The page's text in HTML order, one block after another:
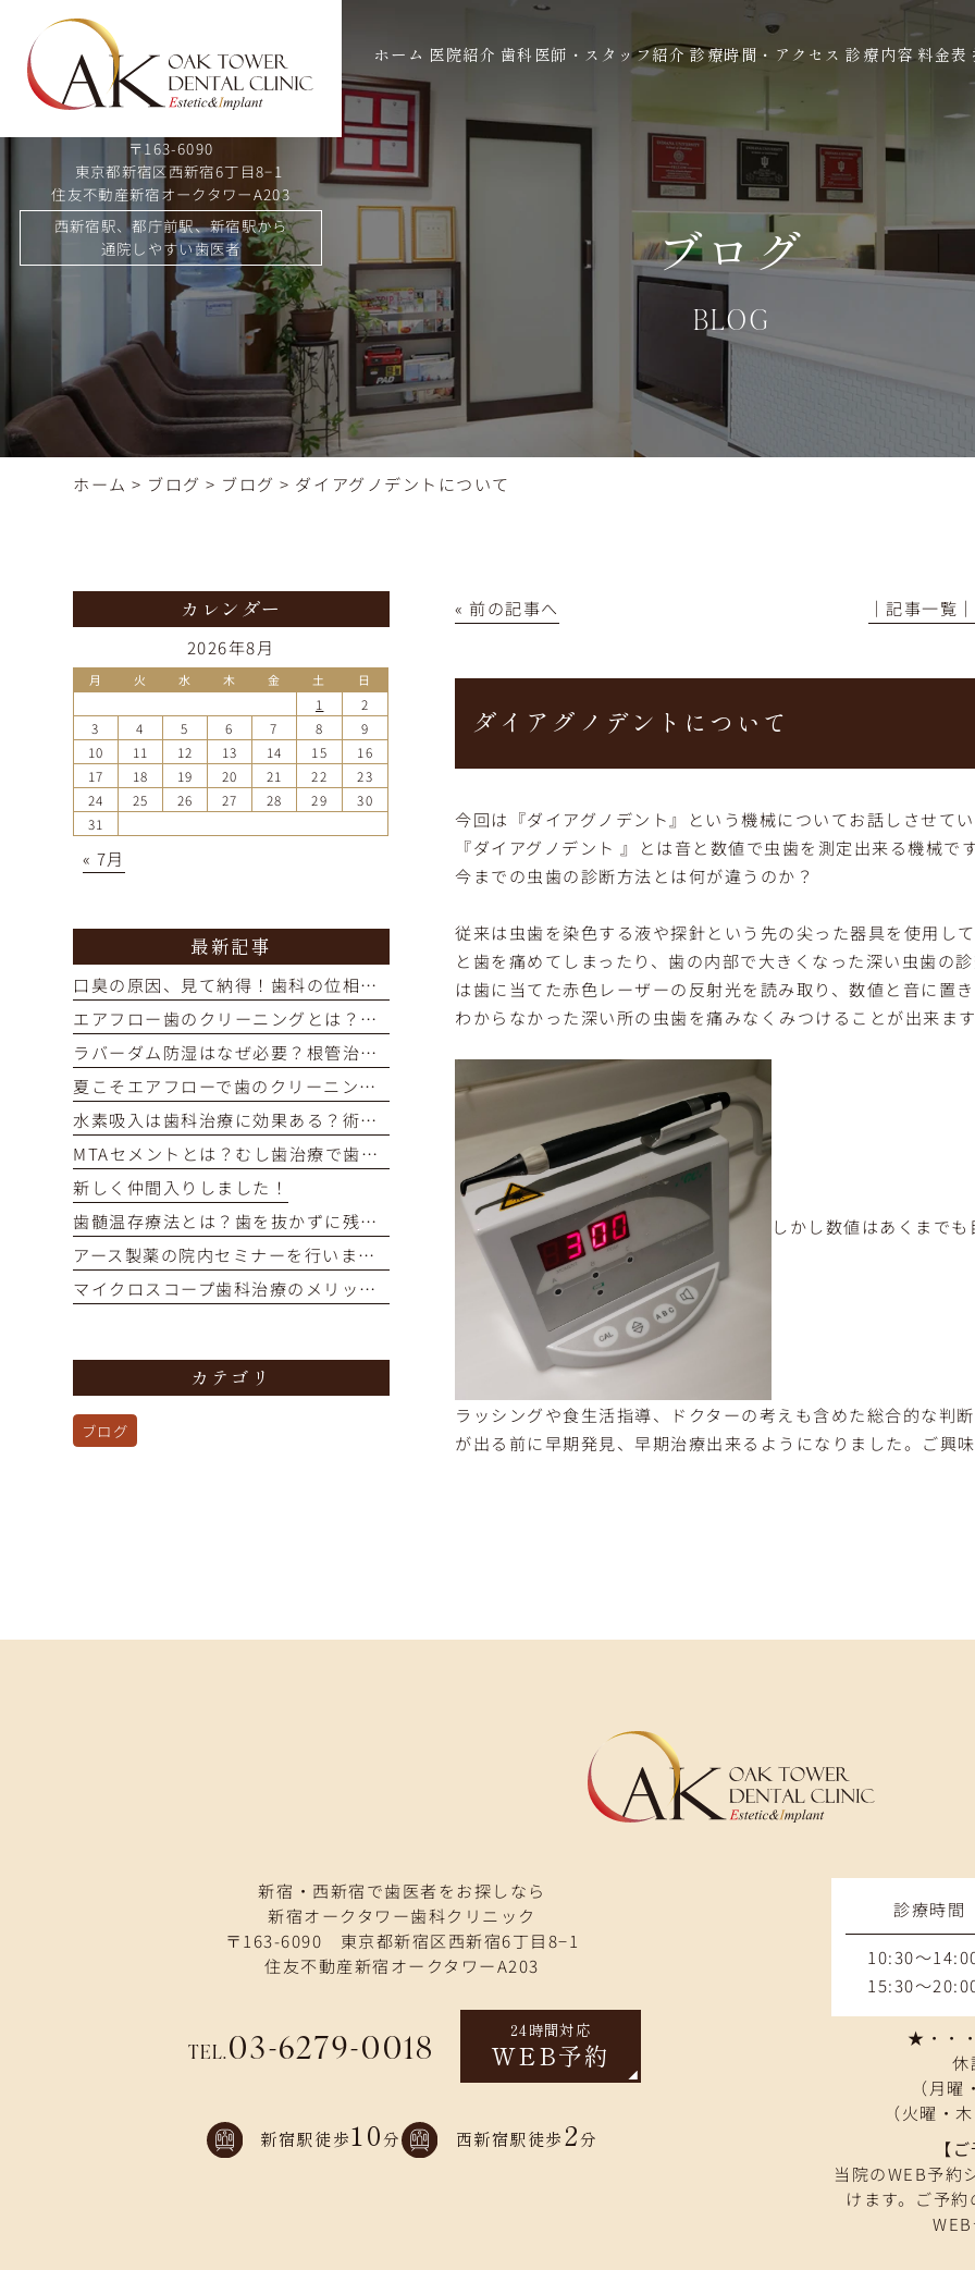
〒163-6090
東京都新宿区西新宿6丁目8−1
住友不動産新宿オークタワーA203
西新宿駅、都庁前駅、新宿駅から
通院しやすい歯医者
ホーム 医院紹介 歯科医師・スタッフ紹介 診療時間・アクセス 診療内容 料金表
ブログ
BLOG
ホーム > ブログ > ブログ > ダイアグノデントについて
« 前の記事へ │記事一覧│
ダイアグノデントについて
今回は『ダイアグノデント』という機械についてお話しさせて
『ダイアグノデント 』とは音と数値で虫歯を測定出来る機械で
今までの虫歯の診断方法とは何が違うのか？
従来は虫歯を染色する液や探針という先の尖った器具を使用し
と歯を痛めてしまったり、歯の内部で大きくなった深い虫歯の
は歯に当てた赤色レーザーの反射光を読み取り、数値と音に置
わからなかった深い所の虫歯を痛みなくみつけることが出来ま
しかし数値はあくまで
ラッシングや食生活指導、ドクターの考えも含めた総合的な判
が出る前に早期発見、早期治療出来るようになりました。ご興
カレンダー
2026年8月
月 火 水 木 金 土 日
1
2
3
4 5 6 7 8
9
10
11 12 13 14 15
16
17
18 19 20 21 22
23
24
25 26 27 28 29
30
31
« 7月
最新記事
口臭の原因、見て納得！歯科の位相差顕微鏡で口内細菌をチェック
エアフロー歯のクリーニングとは？痛くない・短時間で着色汚れをオフ
ラバーダム防湿はなぜ必要？根管治療の成功率を高める重要な役割
夏こそエアフローで歯のクリーニングを！
水素吸入は歯科治療に効果ある？術後の回復を早めるメカニズム解説
MTAセメントとは？むし歯治療で歯の神経を残す選択肢を解説
新しく仲間入りしました！
歯髄温存療法とは？歯を抜かずに残すための選択肢を解説
アース製薬の院内セミナーを行いました！
マイクロスコープ歯科治療のメリットとは？再治療を防ぎ歯を残す精密治療
カテゴリ
ブログ
新宿・西新宿で歯医者をお探しなら
新宿オークタワー歯科クリニック
〒163-6090 東京都新宿区西新宿6丁目8−1
住友不動産新宿オークタワーA203
TEL.03-6279-0018 24時間対応
WEB予約
新宿駅徒歩 10分 西新宿駅徒歩 2分
診療時間
10:30～
15:30～
★・・
休
（月
（火曜・
【
当院のWEB予約
けます。ご予